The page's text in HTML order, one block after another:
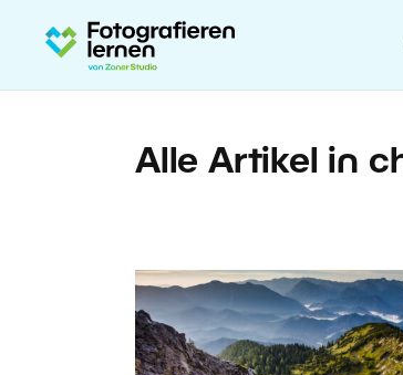
Alle Artikel in